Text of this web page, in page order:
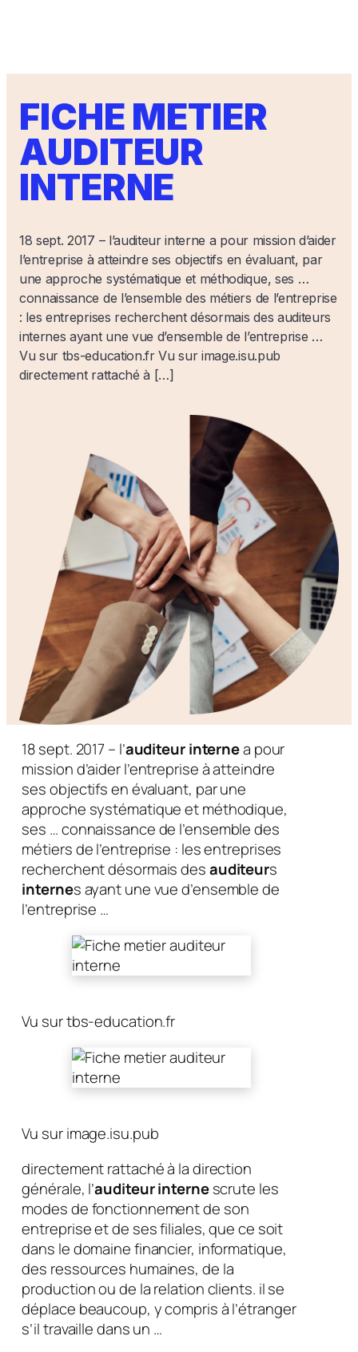
FICHE METIER
AUDITEUR
INTERNE
18 sept. 2017 – l’auditeur interne a pour mission d’aider
l’entreprise à atteindre ses objectifs en évaluant, par
une approche systématique et méthodique, ses …
connaissance de l’ensemble des métiers de l’entreprise
: les entreprises recherchent désormais des auditeurs
internes ayant une vue d’ensemble de l’entreprise …
Vu sur tbs-education.fr Vu sur image.isu.pub
directement rattaché à […]
18 sept. 2017 – l’auditeur internea pour
mission d’aider l’entreprise à atteindre
ses objectifs en évaluant, par une
approche systématique et méthodique,
ses … connaissance de l’ensemble des
métiers de l’entreprise : les entreprises
recherchent désormais desauditeurs
internes ayant une vue d’ensemble de
l’entreprise …
Vu sur tbs-education.fr
Vu sur image.isu.pub
directement rattaché à la direction
générale, l’auditeur internescrute les
modes de fonctionnement de son
entreprise et de ses filiales, que ce soit
dans le domaine financier, informatique,
des ressources humaines, de la
production ou de la relation clients. il se
déplace beaucoup, y compris à l’étranger
s’il travaille dans un …